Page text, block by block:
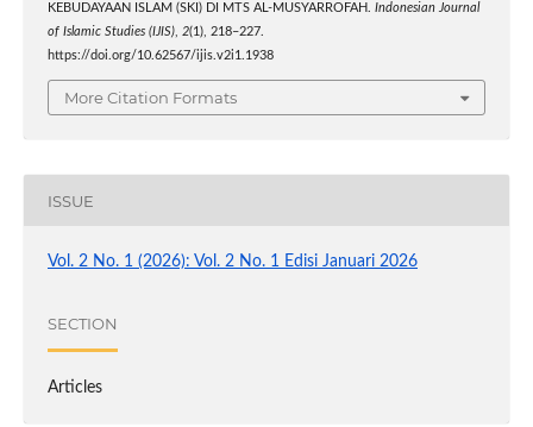
KEBUDAYAAN ISLAM (SKI) DI MTS AL-MUSYARROFAH. Indonesian Journal
of Islamic Studies (IJIS), 2(1), 218–227.
https://doi.org/10.62567/ijis.v2i1.1938
More Citation Formats
ISSUE
Vol. 2 No. 1 (2026): Vol. 2 No. 1 Edisi Januari 2026
SECTION
Articles